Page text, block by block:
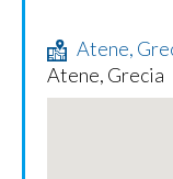
Atene,
Atene, Grecia